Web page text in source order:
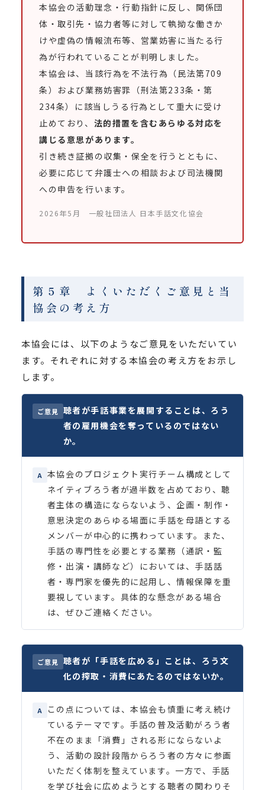
本協会の活動理念・行動指針に反し、関係団
体・取引先・協力者等に対して執拗な働きか
けや虚偽の情報流布等、営業妨害に当たる行
為が行われていることが判明しました。
本協会は、当該行為を不法行為（民法第709
条）および業務妨害罪（刑法第233条・第
234条）に該当しうる行為として重大に受け
止めており、 法的措置を含むあらゆる対応を
講じる意思があります。
引き続き証拠の収集・保全を行うとともに、
必要に応じて弁護士への相談および司法機関
への申告を行います。
2026年5月 一般社団法人 日本手話文化協会
第５章 よくいただくご意見と当
協会の考え方
本協会には、以下のようなご意見をいただいてい
ます。それぞれに対する本協会の考え方をお示し
します。
ご意見 聴者が手話事業を展開することは、ろう
者の雇用機会を奪っているのではない
か。
A 本協会のプロジェクト実行チーム構成として
ネイティブろう者が過半数を占めており、聴
者主体の構造にならないよう、企画・制作・
意思決定のあらゆる場面に手話を母語とする
メンバーが中心的に携わっています。また、
手話の専門性を必要とする業務（通訳・監
修・出演・講師など）においては、手話話
者・専門家を優先的に起用し、情報保障を重
要視しています。具体的な懸念がある場合
は、ぜひご連絡ください。
ご意見 聴者が「手話を広める」ことは、ろう文
化の搾取・消費にあたるのではないか。
A
この点については、本協会も慎重に考え続け
ているテーマです。手話の普及活動がろう者
不在のまま「消費」される形にならないよ
う、活動の設計段階からろう者の方々に参画
いただく体制を整えています。一方で、手話
を学び社会に広めようとする聴者の関わりそ